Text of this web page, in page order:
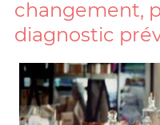
changement,
diagnostic